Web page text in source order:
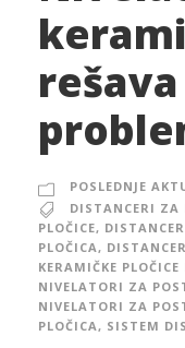
POSLEDNJE
DISTANCERI ZA
PLOČICE,
PLOČICA,
KERAMIČKE PLOČICE
NIVELATORI ZA
NIVELATORI ZA
PLOČICA, SISTEM